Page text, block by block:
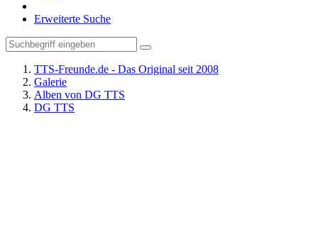
Erweiterte Suche
TTS-Freunde.de - Das Original seit 2008
Galerie
Alben von DG TTS
DG TTS